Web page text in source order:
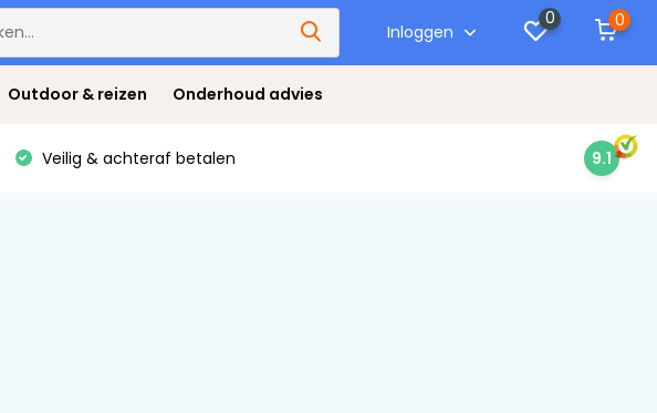
Inloggen
0 0
Outdoor & reizen Onderhoud advies
Veilig & achteraf betalen 9.1